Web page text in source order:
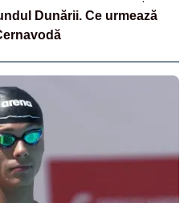
Dunării. Ce urmează